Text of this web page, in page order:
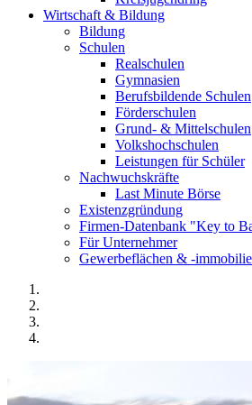
Wirtschaft & Bildung
Bildung
Schulen
Realschulen
Gymnasien
Berufsbildende Schulen
Förderschulen
Grund- & Mittelschulen
Volkshochschulen
Leistungen für Schüler
Nachwuchskräfte
Last Minute Börse
Existenzgründung
Firmen-Datenbank "Key to
Für Unternehmer
Gewerbeflächen & -